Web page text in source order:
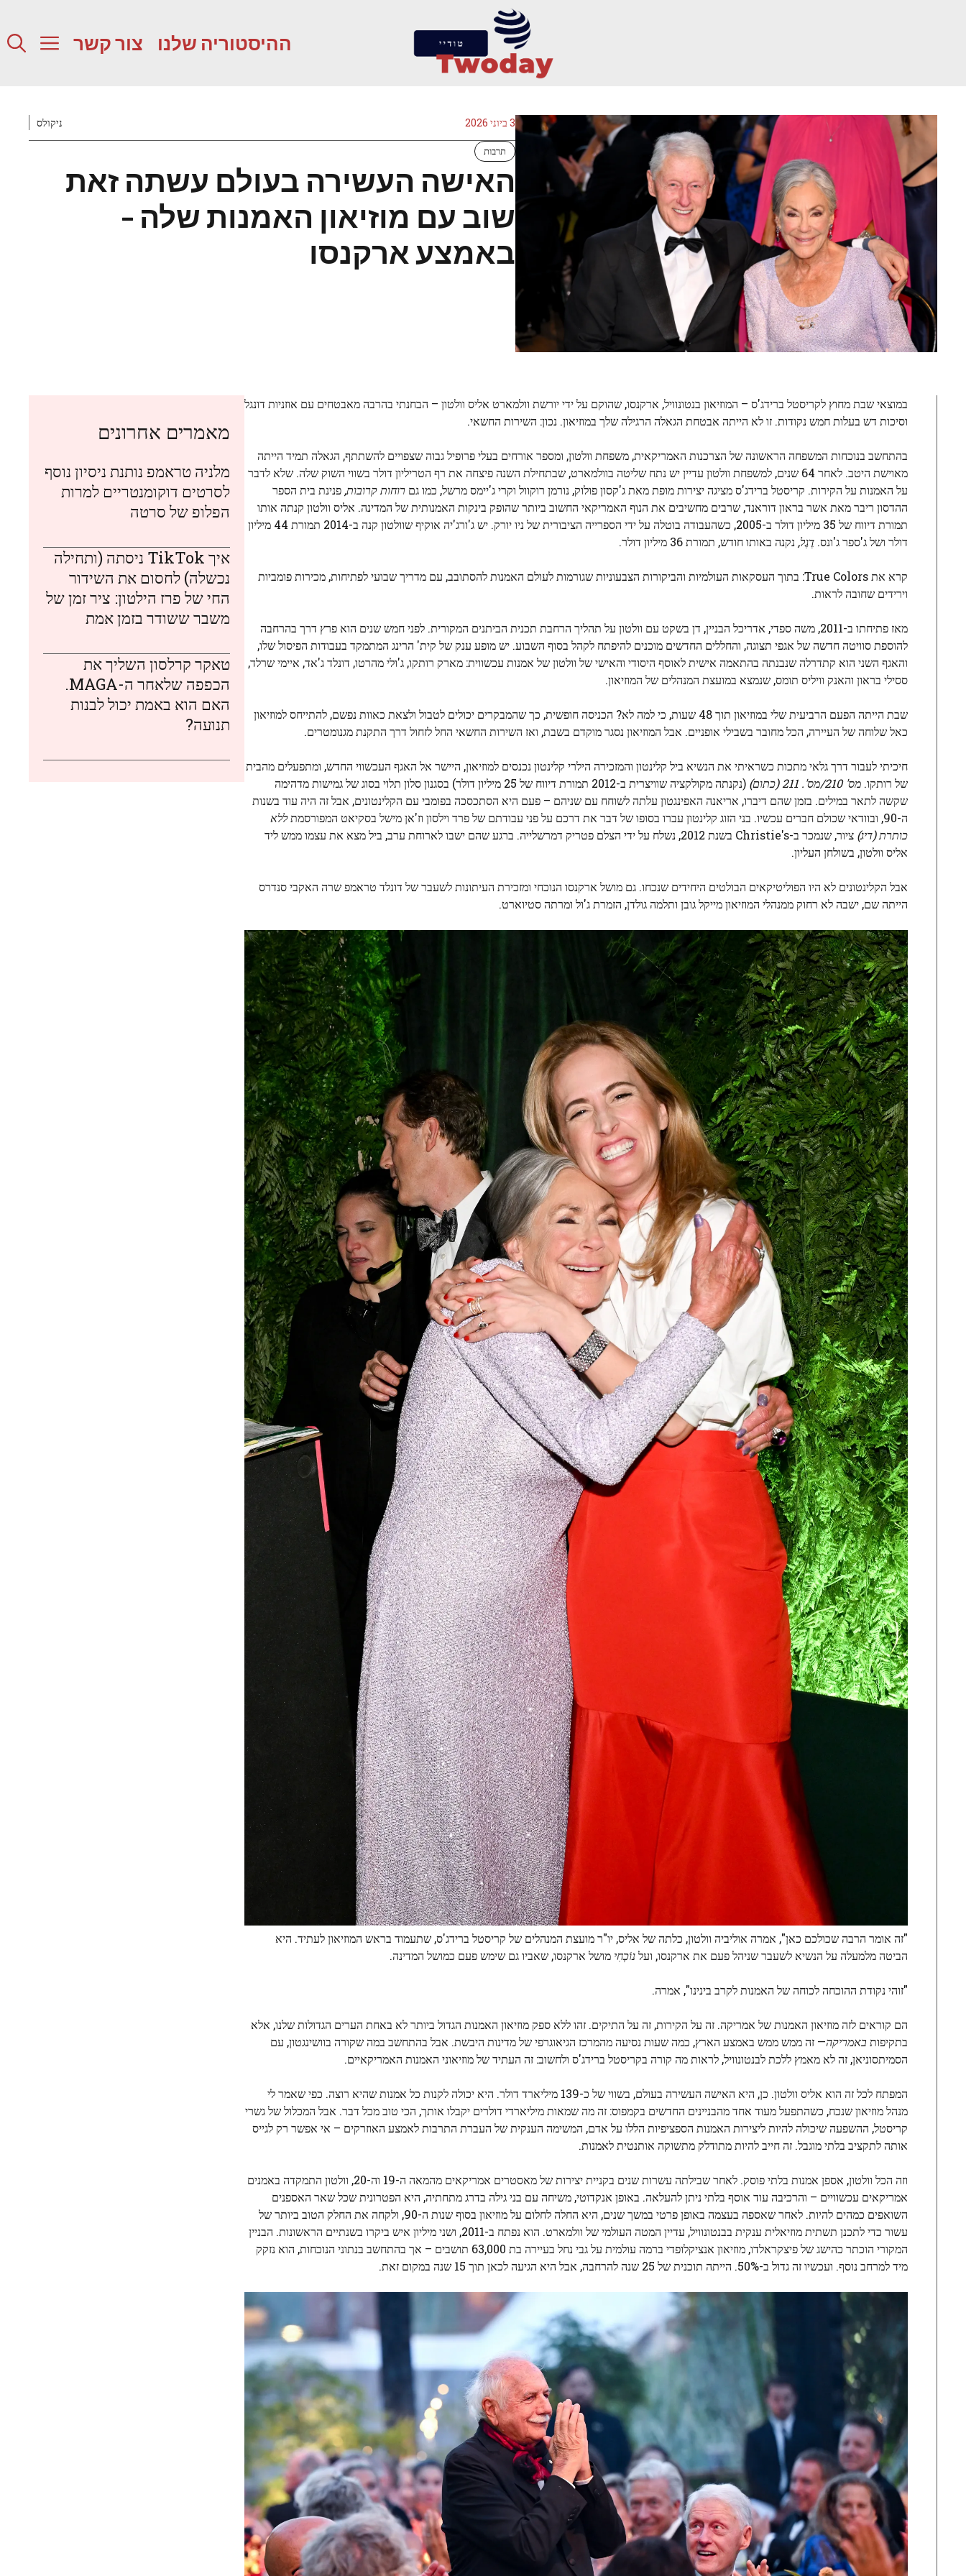
ההיסטוריה שלנו צור קשר
3 ביוני 2026 ניקולס
תרבות
האישה העשירה בעולם עשתה זאת
שוב עם מוזיאון האמנות שלה –
באמצע ארקנסו
במוצאי שבת מחוץ לקריסטל ברידג'ס – המוזיאון בנטונוויל, ארקנסו, שהוקם על ידי יורשת וולמארט אליס וולטון – הבחנתי בהרבה מאבטחים עם אוזניות דונגל
וסיכות דש בעלות חמש נקודות. זו לא הייתה אבטחת הגאלה הרגילה שלך במוזיאון. נכון: השירות החשאי.
בהתחשב בנוכחות המשפחה הראשונה של הצרכנות האמריקאית, משפחת וולטון, ומספר אורחים בעלי פרופיל גבוה שצפויים להשתתף, הגאלה תמיד הייתה
מאוישת היטב. לאחר 64 שנים, למשפחת וולטון עדיין יש נתח שליטה בוולמארט, שבתחילת השנה פיצחה את רף הטריליון דולר בשווי השוק שלה. שלא לדבר
על האמנות על הקירות. קריסטל ברידג'ס מציגה יצירות מופת מאת ג'קסון פולוק, נורמן רוקוול וקרי ג'יימס מרשל, כמו גם רוחות קרובות, פנינת בית הספר
ההדסון ריבר מאת אשר בראון דוראנד, שרבים מחשיבים את הנוף האמריקאי החשוב ביותר שהופק בינקות האמנותית של המדינה. אליס וולטון קנתה אותו
תמורת דיווח של 35 מיליון דולר ב-2005, כשהעבודה בוטלה על ידי הספרייה הציבורית של ניו יורק. יש ג'ורג'יה אוקיף שוולטון קנה ב-2014 תמורת 44 מיליון
דולר ושל ג'ספר ג'ונס. דֶגֶל, נקנה באותו חודש, תמורת 36 מיליון דולר.
קרא את True Colors: בתוך העסקאות העולמיות והביקורות הצבעוניות שגורמות לעולם האמנות להסתובב, עם מדריך שבועי לפתיחות, מכירות פומביות
וירידים שחובה לראות.
מאז פתיחתו ב-2011, משה ספדי, אדריכל הבניין, דן בשקט עם וולטון על תהליך הרחבת תכנית הביתנים המקורית. לפני חמש שנים הוא פרץ דרך בהרחבה
להוספת סוויטה חדשה של אגפי תצוגה, והחללים החדשים מוכנים להיפתח לקהל בסוף השבוע. יש מופע ענק של קית' הרינג המתמקד בעבודות הפיסול שלו,
והאגף השני הוא קתדרלה שנבנתה בהתאמה אישית לאוסף היסודי והאישי של וולטון של אמנות עכשווית: מארק רותקו, ג'ולי מהרטו, דונלד ג'אד, איימי שרלד,
ססילי בראון והאנק וויליס תומס, שנמצא במועצת המנהלים של המוזיאון.
שבת הייתה הפעם הרביעית שלי במוזיאון תוך 48 שעות, כי למה לא? הכניסה חופשית, כך שהמבקרים יכולים לטבול ולצאת כאוות נפשם, להתייחס למוזיאון
כאל שלוחה של העיירה, הכל מחובר בשבילי אופניים. אבל המוזיאון נסגר מוקדם בשבת, ואז השירות החשאי החל לזחול דרך התקנת מגנומטרים.
חיכיתי לעבור דרך גלאי מתכות כשראיתי את הנשיא ביל קלינטון והמזכירה הילרי קלינטון נכנסים למוזיאון, היישר אל האגף העכשווי החדש, ומתפעלים מהבית
של רותקו. מס' 210/מס'. 211 (כתום)
(נקנתה מקולקציה שוויצרית ב-2012 תמורת דיווח של 25 מיליון דולר) בסגנון סלון תלוי בסוג של גמישות מדהימה
שקשה לתאר במילים. בזמן שהם דיברו, אריאנה האפינגטון עלתה לשוחח עם שניהם – פעם היא הסתכסכה בפומבי עם הקלינטונים, אבל זה היה עוד בשנות
ה-90, ובוודאי שכולם חברים עכשיו. בני הזוג קלינטון עברו בסופו של דבר את דרכם על פני עבודתם של פרד וילסון וז'אן מישל בסקיאט המפורסמת
ללא
כותרת (דיג)
ציור, שנמכר ב-Christie's בשנת 2012, נשלח על ידי הצלם פטריק דמרשלייה. ברגע שהם ישבו לארוחת ערב, ביל מצא את עצמו ממש ליד
אליס וולטון, בשולחן העליון.
אבל הקלינטונים לא היו הפוליטיקאים הבולטים היחידים שנכחו. גם מושל ארקנסו הנוכחי ומזכירת העיתונות לשעבר של דונלד טראמפ שרה האקבי סנדרס
הייתה שם, ישבה לא רחוק ממנהלי המוזיאון מייקל גובן ותלמה גולדן, הזמרת ג'ול ומרתה סטיוארט.
"זה אומר הרבה שכולכם כאן", אמרה אוליביה וולטון, כלתה של אליס, יו"ר מועצת המנהלים של קריסטל ברידג'ס, שתעמוד בראש המוזיאון לעתיד. היא
הביטה מלמעלה על הנשיא לשעבר שניהל פעם את ארקנסו, ועלנוֹכְחִי מושל ארקנסו, שאביו גם שימש פעם כמושל המדינה.
"זוהי נקודת ההוכחה לכוחה של האמנות לקרב בינינו", אמרה.
הם קוראים לזה מוזיאון האמנות של אמריקה. זה על הקירות, זה על התיקים. זהו ללא ספק מוזיאון האמנות הגדול ביותר לא באחת הערים הגדולות שלנו, אלא
בתקיפות באמריקה— זה ממש ממש באמצע הארץ, כמה שעות נסיעה מהמרכז הגיאוגרפי של מדינות היבשת. אבל בהתחשב במה שקורה בוושינגטון, עם
הסמיתסוניאן, זה לא מאמץ ללכת לבנטונוויל, לראות מה קורה בקריסטל ברידג'ס ולחשוב: זה העתיד של מוזיאוני האמנות האמריקאיים.
המפתח לכל זה הוא אליס וולטון. כן, היא האישה העשירה בעולם, בשווי של כ-139 מיליארד דולר. היא יכולה לקנות כל אמנות שהיא רוצה. כפי שאמר לי
מנהל מוזיאון שנכח, כשהתפעל מעוד אחד מהבניינים החדשים בקמפוס: זה מה שמאות מיליארדי דולרים יקבלו אותך, הכי טוב מכל דבר. אבל המכלול של גשרי
קריסטל, ההשפעה שיכולה להיות ליצירות האמנות הספציפיות הללו על אדם, המשימה הענקית של העברת התרבות לאמצע האוזרקים – אי אפשר רק לגייס
אותה לתקציב בלתי מוגבל. זה חייב להיות מתודלק מתשוקה אותנטית לאמנות.
וזה הכל וולטון, אספן אמנות בלתי פוסק. לאחר שבילתה עשרות שנים בקניית יצירות של מאסטרים אמריקאים מהמאה ה-19 וה-20, וולטון התמקדה באמנים
אמריקאים עכשוויים – והרכיבה עוד אוסף בלתי ניתן להעלאה. באופן אנקדוטי, משיחה עם בני גילה בדרג מתחתיה, היא הפטרונית שכל שאר האספנים
השואפים כמהים להיות. לאחר שאספה בעצמה באופן פרטי במשך שנים, היא החלה לחלום על מוזיאון בסוף שנות ה-90, ולקחה את החלק הטוב ביותר של
עשור כדי לתכנן תשתית מוזיאלית ענקית בבנטונוויל, עדיין המטה העולמי של וולמארט. הוא נפתח ב-2011, ושני מיליון איש ביקרו בשנתיים הראשונות. הבניין
המקורי הוכתר כהישג של פיצקראלדו, מוזיאון אנציקלופדי ברמה עולמית על גבי נחל בעיירה בת 63,000 תושבים – אך בהתחשב בנתוני הנוכחות, הוא נזקק
מיד למרחב נוסף. ועכשיו זה גדול ב-50%. הייתה תוכנית של 25 שנה להרחבה, אבל היא הגיעה לכאן תוך 15 שנה במקום זאת.
מאמרים אחרונים
מלניה טראמפ נותנת ניסיון נוסף
לסרטים דוקומנטריים למרות
הפלופ של סרטה
איך TikTok ניסתה (ותחילה
נכשלה) לחסום את השידור
החי של פרז הילטון: ציר זמן של
משבר ששודר בזמן אמת
טאקר קרלסון השליך את
הכפפה שלאחר ה-MAGA.
האם הוא באמת יכול לבנות
תנועה?